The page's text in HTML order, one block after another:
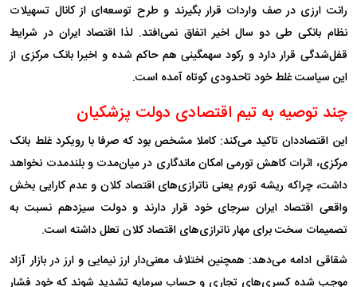
رانت ارزی در صف واردات قرار بگیرند و طرح توسعه‌ای از کانال تسهیلات
نظام بانکی طی دو سال اخیر اتفاق نمی‌افتد. لذا اقتصاد ایران در شرایط
قفل‌شدگی قرار دارد و رکود سهمگینی هم حاکم شده و اخیرا بانک مرکزی از
این سیاست غلط خود تاحدودی کوتاه آمده است.
چند توصیه به تیم اقتصادی دولت پزشکیان
این اقتصاددان تاکید می‌کند: کاملا مشخص بود که صرفا با رویکرد غلط بانک
مرکزی، اثرات کاهش تورمی امکان ماندگاری در میان‌مدت و بلندمدت نخواهد
داشت، چراکه ریشه تورم یعنی ناترازی‌های اقتصاد کلان و عدم کارایی بخش
واقعی اقتصاد ایران سرجای خود قرار دارند و دولت سیزدهم نسبت به
تصمیمات سخت برای مهار ناترازی‌های اقتصاد کلان تعلل داشته است.
شقاقی ادامه می‌دهد: همچنین اختلاف معنی‌دار ارز نیمایی و ارز در بازار آزاد
موجب شده کسری‌های تجاری و حساب سرمایه تشدید شوند که خود فشار